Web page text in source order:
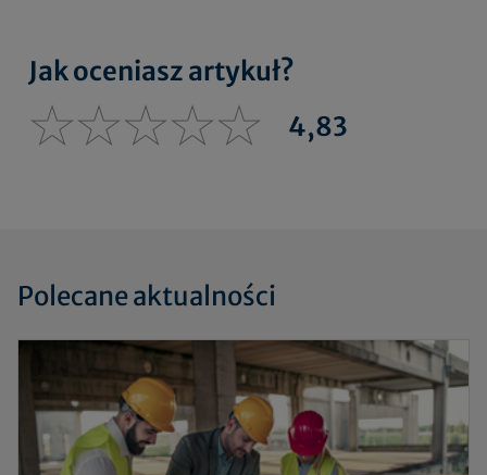
Jak oceniasz artykuł?
4,83
Polecane aktualności